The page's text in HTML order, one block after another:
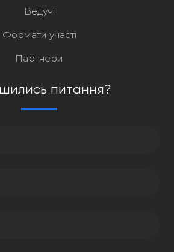
Ведучі
Формати участі
Партнери
питання?